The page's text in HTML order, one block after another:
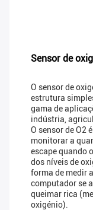
Sensor de
O sensor de
estrutura
gama de
indústria,
O sensor de O2
monitorar a
escape quando
dos níveis de
forma de medir
computador se
queimar rica
oxigénio).